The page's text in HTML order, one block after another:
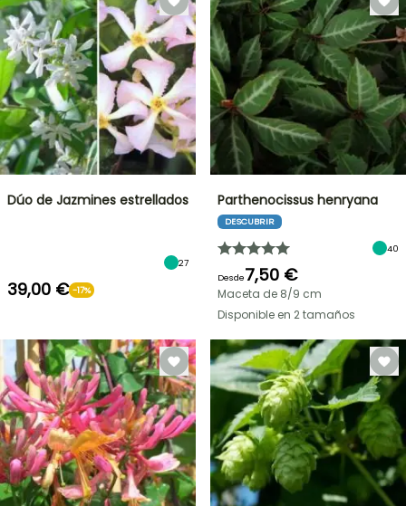
Dúo de Jazmines estrellados
27
39,00 € -17%
Parthenocissus henryana
DESCUBRIR
40
Desde7,50 €
Maceta de 8/9 cm
Disponible en 2 tamaños